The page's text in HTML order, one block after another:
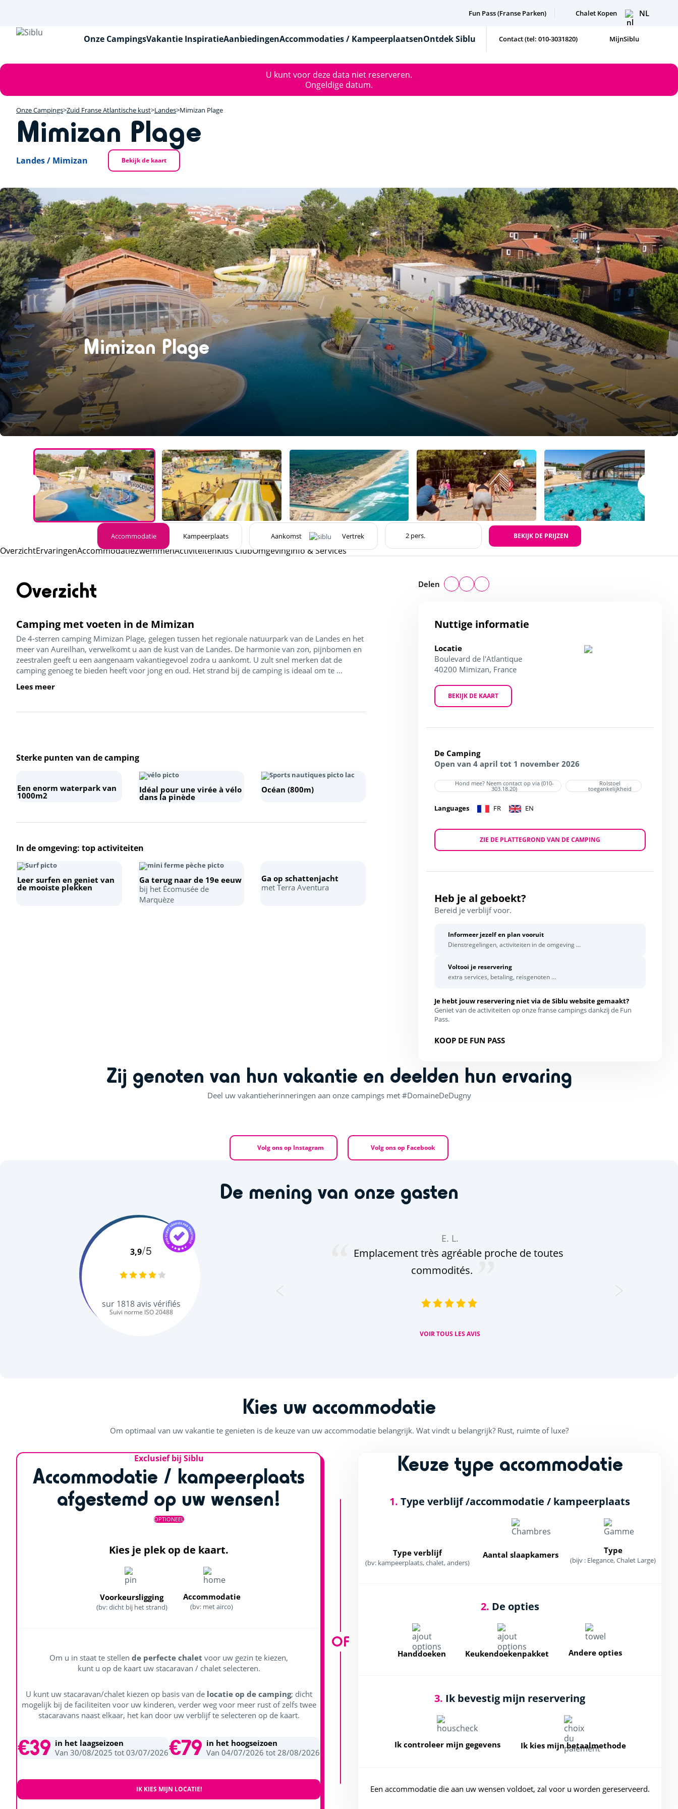
naar
Fun Pass (Franse Parken) Chalet Kopen NL
Onze CampingsVakantie InspiratieAanbiedingenAccommodaties / KampeerplaatsenOntdek Siblu Contact (tel: 010-3031820) MijnSiblu
U kunt voor deze data niet reserveren.
Ongeldige datum.
Onze Campings Zuid Franse Atlantische kust Landes Mimizan Plage
Mimizan Plage
Landes / Mimizan Bekijk de kaart
Mimizan Plage
Accommodatie Kampeerplaats BEKIJK DE PRIJZEN
OverzichtErvaringenAccommodatieZwemmenActiviteitenKids ClubOmgevingInfo & Services
Overzicht
Camping met voeten in de Mimizan
De 4-sterren camping Mimizan Plage, gelegen tussen het regionale natuurpark van de Landes en het
meer van Aureilhan, verwelkomt u aan de kust van de Landes. De harmonie van zon, pijnbomen en
zeestralen geeft u een aangenaam vakantiegevoel zodra u aankomt. U zult snel merken dat de
camping genoeg te bieden heeft voor jong en oud. Het strand bij de camping is ideaal om te ...
Lees meer
Sterke punten van de camping
Een enorm waterpark van
1000m2
Idéal pour une virée à vélo
dans la pinède
Océan (800m)
In de omgeving: top activiteiten
Leer surfen en geniet van
de mooiste plekken
Ga terug naar de 19e eeuw
bij het Écomusée de
Marquèze
Ga op schattenjacht
met Terra Aventura
Delen
Nuttige informatie
Locatie
Boulevard de l'Atlantique
40200 Mimizan, France
BEKIJK DE KAART
De Camping
Open van 4 april tot 1 november 2026
Hond mee? Neem contact op via (010-
303.18.20)
Rolstoel
toegankelijkheid
Languages FR EN
ZIE DE PLATTEGROND VAN DE CAMPING
Heb je al geboekt?
Bereid je verblijf voor.
Informeer jezelf en plan vooruit
Dienstregelingen, activiteiten in de omgeving ...
Voltooi je reservering
extra services, betaling, reisgenoten ...
Je hebt jouw reservering niet via de Siblu website gemaakt?
Geniet van de activiteiten op onze franse campings dankzij de Fun
Pass.
KOOP DE FUN PASS
Zij genoten van hun vakantie en deelden hun ervaring
Deel uw vakantieherinneringen aan onze campings met #DomaineDeDugny
Volg ons op Instagram Volg ons op Facebook
De mening van onze gasten
3,9/5
sur 1818avis vérifiés
Suivi norme ISO 20488
E. L.
Emplacement très agréable proche de toutes
commodités.
VOIR TOUS LES AVIS
Kies uw accommodatie
Om optimaal van uw vakantie te genieten is de keuze van uw accommodatie belangrijk. Wat vindt u belangrijk? Rust, ruimte of luxe?
Exclusief bij Siblu
Accommodatie / kampeerplaats
afgestemd op uw wensen!
OPTIONEEL
Kies je plek op de kaart.
Voorkeursligging
(bv: dicht bij het strand)
Accommodatie
(bv: met airco)
Om u in staat te stellen de perfecte chalet voor uw gezin te kiezen,
kunt u op de kaart uw stacaravan / chalet selecteren.
U kunt uw stacaravan/chalet kiezen op basis van delocatie op de camping; dicht
mogelijk bij de faciliteiten voor uw kinderen, verder weg voor meer rust of zelfs twee
stacaravans naast elkaar, het kan door uw verblijf te selecteren op de kaart.
€39 in het laagseizoen
Van 30/08/2025 tot 03/07/2026€79 in het hoogseizoen
Van 04/07/2026 tot 28/08/2026
IK KIES MIJN LOCATIE!
OF
Keuze type accommodatie
1. Type verblijf /accommodatie / kampeerplaats
Type verblijf
(bv: kampeerplaats, chalet, anders)
Aantal slaapkamers Type
(bijv : Elegance, Chalet Large)
2. De opties
Handdoeken Keukendoekenpakket Andere opties
3. Ik bevestig mijn reservering
Ik controleer mijn gegevens Ik kies mijn betaalmethode
Een accommodatie die aan uw wensen voldoet, zal voor u worden gereserveerd.